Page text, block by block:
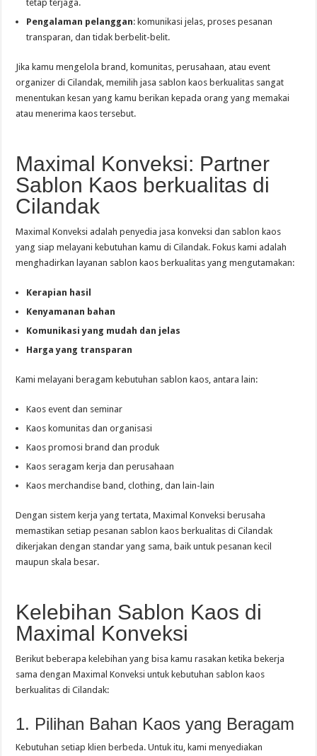
tetap terjaga.
Pengalaman pelanggan: komunikasi jelas, proses pesanan
transparan, dan tidak berbelit-belit.
Jika kamu mengelola brand, komunitas, perusahaan, atau event
organizer di Cilandak, memilih jasa sablon kaos berkualitas sangat
menentukan kesan yang kamu berikan kepada orang yang memakai
atau menerima kaos tersebut.
Maximal Konveksi: Partner
Sablon Kaos berkualitas di
Cilandak
Maximal Konveksi adalah penyedia jasa konveksi dan sablon kaos
yang siap melayani kebutuhan kamu di Cilandak. Fokus kami adalah
menghadirkan layanan sablon kaos berkualitas yang mengutamakan:
Kerapian hasil
Kenyamanan bahan
Komunikasi yang mudah dan jelas
Harga yang transparan
Kami melayani beragam kebutuhan sablon kaos, antara lain:
Kaos event dan seminar
Kaos komunitas dan organisasi
Kaos promosi brand dan produk
Kaos seragam kerja dan perusahaan
Kaos merchandise band, clothing, dan lain-lain
Dengan sistem kerja yang tertata, Maximal Konveksi berusaha
memastikan setiap pesanan sablon kaos berkualitas di Cilandak
dikerjakan dengan standar yang sama, baik untuk pesanan kecil
maupun skala besar.
Kelebihan Sablon Kaos di
Maximal Konveksi
Berikut beberapa kelebihan yang bisa kamu rasakan ketika bekerja
sama dengan Maximal Konveksi untuk kebutuhan sablon kaos
berkualitas di Cilandak:
1. Pilihan Bahan Kaos yang Beragam
Kebutuhan setiap klien berbeda. Untuk itu, kami menyediakan